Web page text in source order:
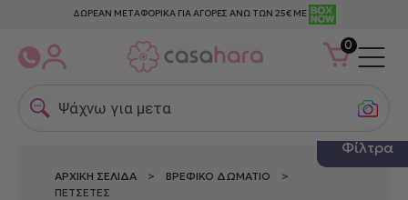
ΔΩΡΕΑΝ ΜΕΤΑΦΟΡΙΚΑ ΓΙΑ ΑΓΟΡΕΣ ΑΝΩ ΤΩΝ 25€ ΜΕ
0
Ψάχνω για μεταξωτε
ΑΡΧΙΚΉ ΣΕΛΊΔΑ > ΒΡΕΦΙΚΌ ΔΩΜΆΤΙΟ >
ΠΕΤΣΈΤΕΣ
Φίλτρα